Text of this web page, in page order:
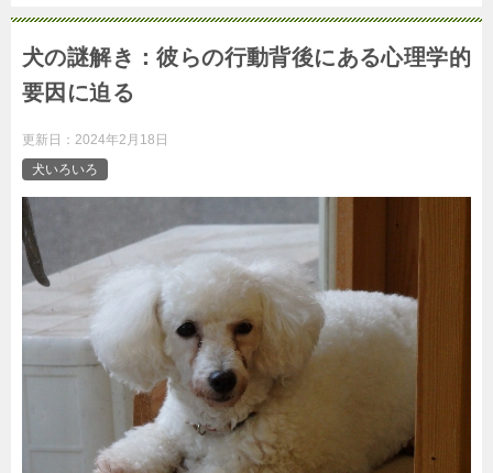
犬の謎解き：彼らの行動背後にある心理学的
要因に迫る
更新日： 2024年2月18日
犬いろいろ